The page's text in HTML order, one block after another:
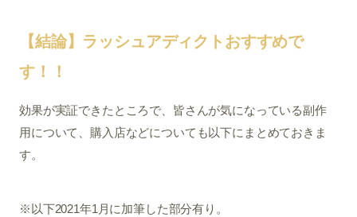
【結論】ラッシュアディクトおすすめで
す！！
効果が実証できたところで、皆さんが気になっている副作
用について、購入店などについても以下にまとめておきま
す。
※以下2021年1月に加筆した部分有り。